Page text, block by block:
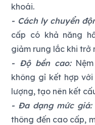
khoái.
- Cách ly chuyển
cấp có khả năng
giảm rung lắc khi trở
- Độ bền cao:Nệm
không gỉ kết hợp
lượng, tạo nên kết
- Đa dạng mức giá:
thông đến cao cấp,